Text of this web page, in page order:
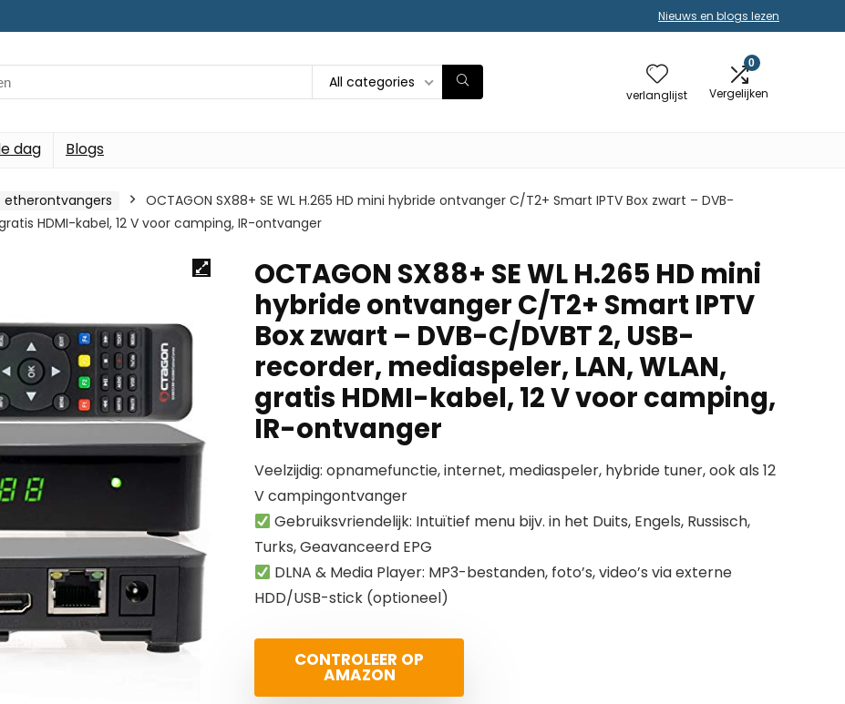
Nieuws en blogs lezen
All categories
verlanglijst
0
Vergelijken
dag Blogs
etherontvangers
OCTAGON SX88+ SE WL H.265 HD mini hybride ontvanger C/T2+ Smart IPTV Box zwart – DVB-
HDMI-kabel, 12 V voor camping, IR-ontvanger
OCTAGON SX88+ SE WL H.265 HD mini
hybride ontvanger C/T2+ Smart IPTV
Box zwart – DVB-C/DVBT 2, USB-
recorder, mediaspeler, LAN, WLAN,
gratis HDMI-kabel, 12 V voor camping,
IR-ontvanger
Veelzijdig: opnamefunctie, internet, mediaspeler, hybride tuner, ook als 12
V campingontvanger
Gebruiksvriendelijk: Intuïtief menu bijv. in het Duits, Engels, Russisch,
Turks, Geavanceerd EPG
DLNA & Media Player: MP3-bestanden, foto’s, video’s via externe
HDD/USB-stick (optioneel)
CONTROLEER OP
AMAZON